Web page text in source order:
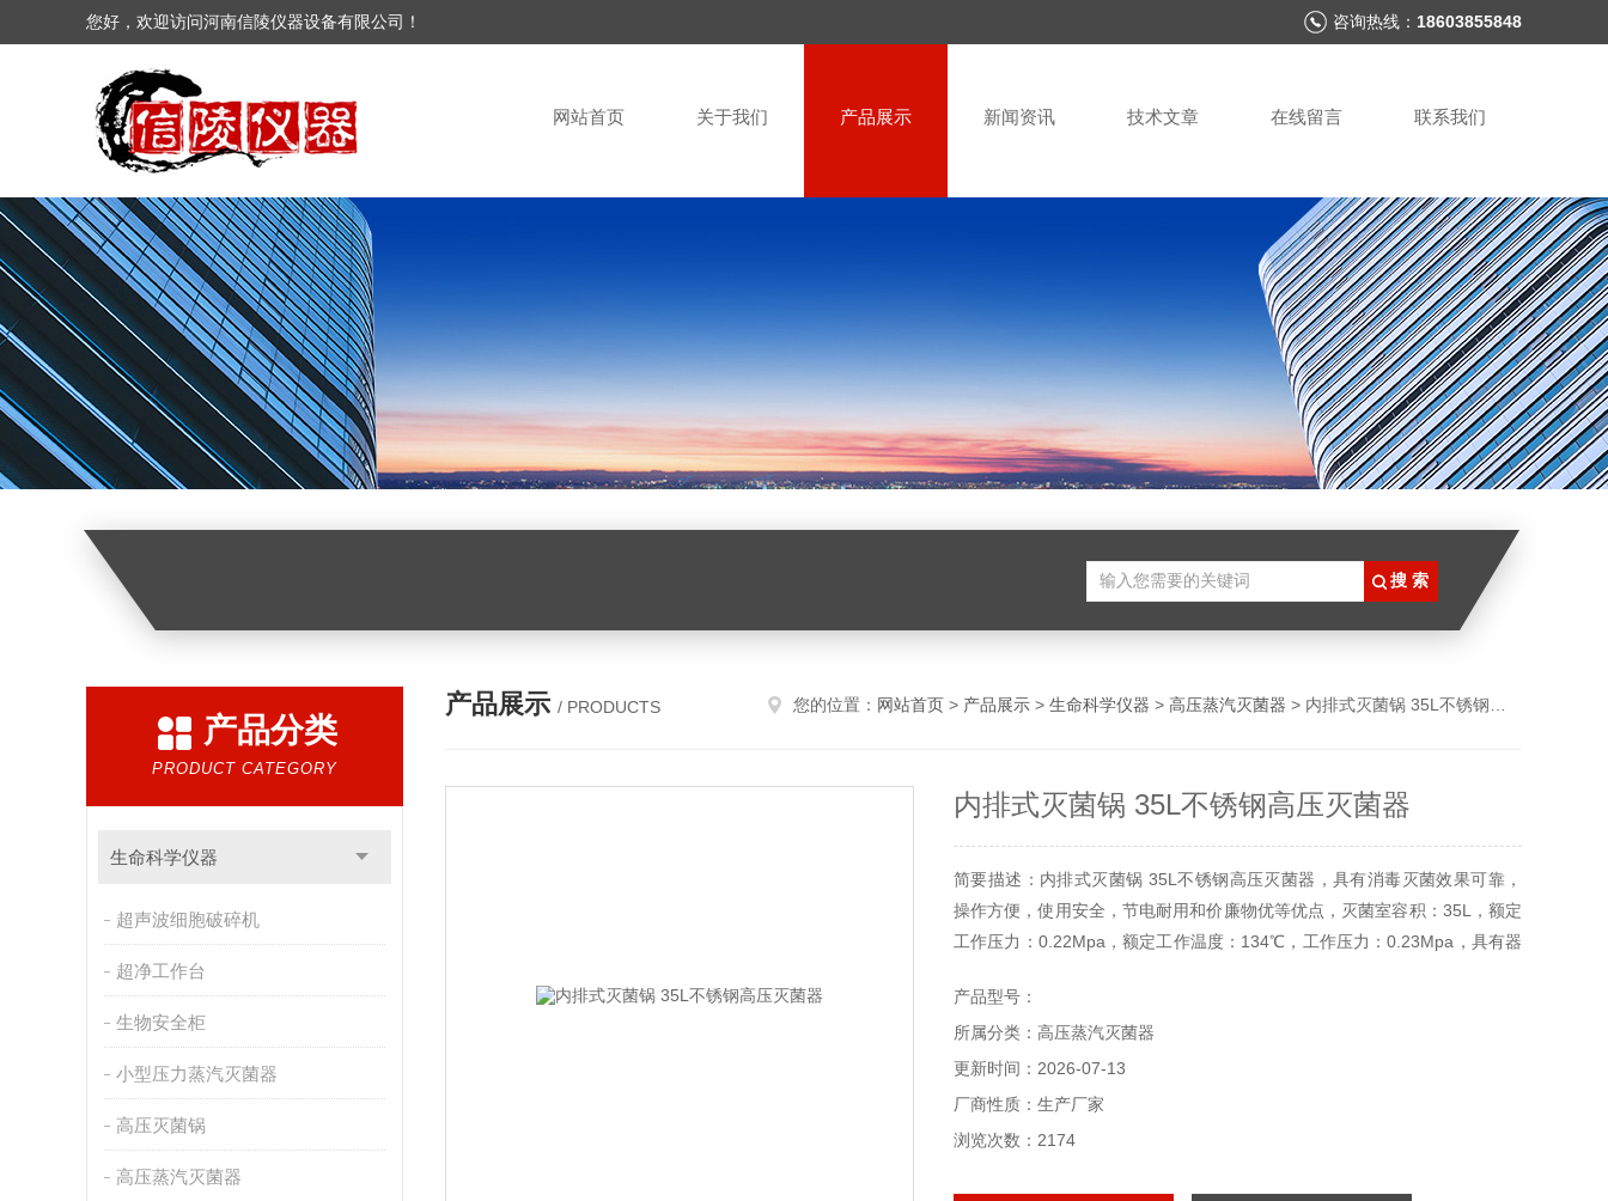
您好，欢迎访问河南信陵仪器设备有限公司！ 咨询热线： 18603855848
网站首页 关于我们 产品展示 新闻资讯 技术文章 在线留言 联系我们
产品分类
PRODUCT CATEGORY
生命科学仪器
超声波细胞破碎机
超净工作台
生物安全柜
小型压力蒸汽灭菌器
高压灭菌锅
高压蒸汽灭菌器
产品展示 / PRODUCTS 您的位置： 网站首页 > 产品展示 > 生命科学仪器 > 高压蒸汽灭菌器 > 内排式灭菌锅 35L不锈钢高压灭菌器
内排式灭菌锅 35L不锈钢高压灭菌器
简要描述：内排式灭菌锅 35L不锈钢高压灭菌器，具有消毒灭菌效果可靠，
操作方便，使用安全，节电耐用和价廉物优等优点，灭菌室容积：35L，额定
工作压力：0.22Mpa，额定工作温度：134℃，工作压力：0.23Mpa，具有器
时间。
产品型号：
所属分类：高压蒸汽灭菌器
更新时间：2026-07-13
厂商性质：生产厂家
浏览次数：2174